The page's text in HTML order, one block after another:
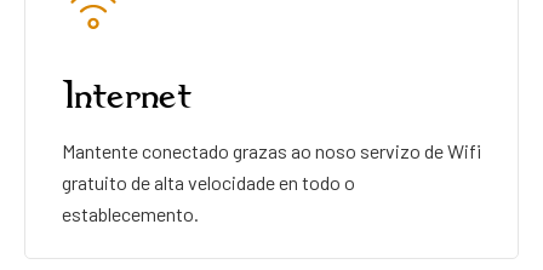
Internet
Mantente conectado grazas ao noso servizo de Wifi
gratuito de alta velocidade en todo o
establecemento.